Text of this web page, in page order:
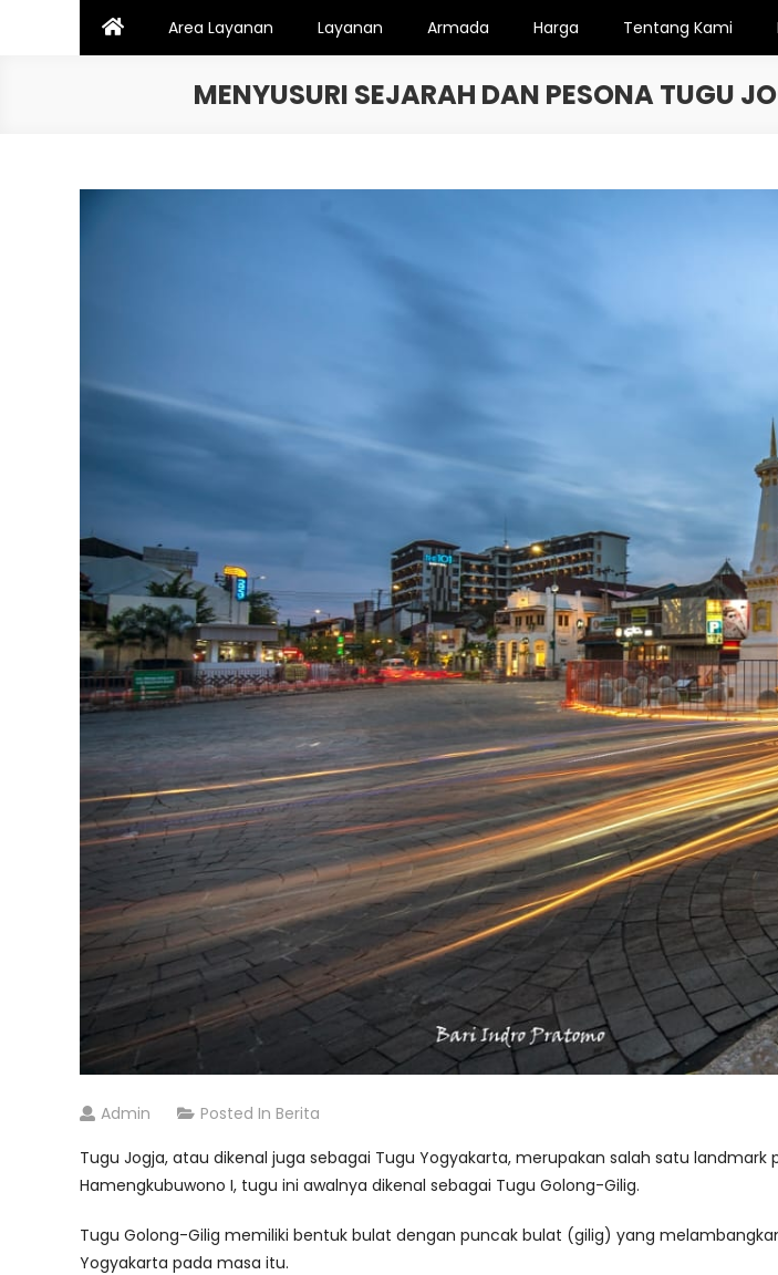
Area Layanan Layanan Armada Harga Tentang Kami
MENYUSURI SEJARAH DAN PESONA TUGU
Admin Posted In Berita
Tugu Jogja, atau dikenal juga sebagai Tugu Yogyakarta, merupakan salah satu landmark
Hamengkubuwono I, tugu ini awalnya dikenal sebagai Tugu Golong-Gilig.
Tugu Golong-Gilig memiliki bentuk bulat dengan puncak bulat (gilig) yang
Yogyakarta pada masa itu.